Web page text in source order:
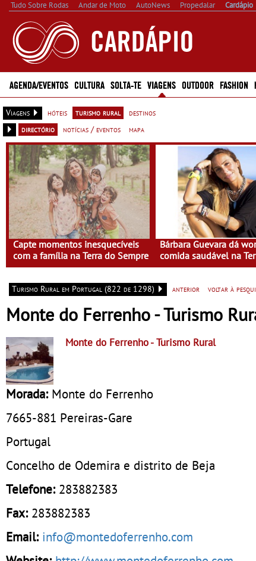
Tudo Sobre Rodas Andar de Moto AutoNews Propedalar Cardápio
AGENDA/EVENTOS CULTURA SOLTA-TE VIAGENS OUTDOOR FASHION
Viagens hóteis turismo rural
destinos
directório
notícias / eventos mapa
Capte momentos inesquecíveis
com a família na Terra do Sempre
Bárbara Guevara dá
comida saudável na
Sempre
Turismo Rural em Portugal (822 de 1298) anterior voltar à
Monte do Ferrenho - Turismo
Monte do Ferrenho- Turismo Rural
Morada: Monte do Ferrenho
7665-881 Pereiras-Gare
Portugal
Concelho de Odemira e distrito de Beja
Telefone: 283882383
Fax: 283882383
Email: info@montedoferrenho.com